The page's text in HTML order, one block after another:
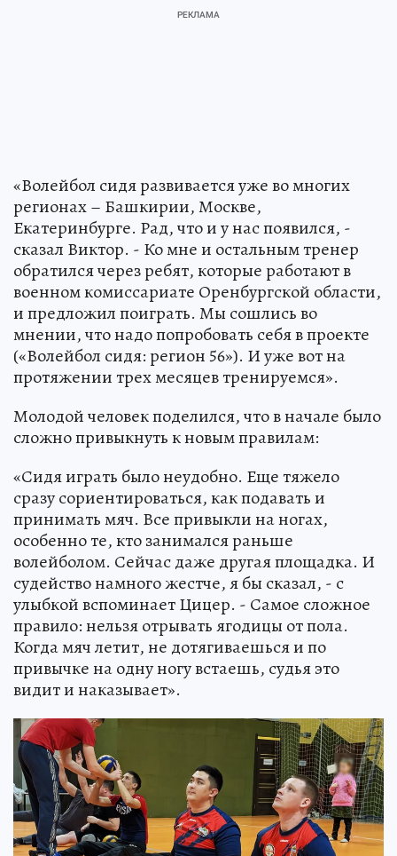
«Волейбол сидя развивается уже во многих
регионах – Башкирии, Москве,
Екатеринбурге. Рад, что и у нас появился, -
сказал Виктор. - Ко мне и остальным тренер
обратился через ребят, которые работают в
военном комиссариате Оренбургской области,
и предложил поиграть. Мы сошлись во
мнении, что надо попробовать себя в проекте
(«Волейбол сидя: регион 56»). И уже вот на
протяжении трех месяцев тренируемся».
Молодой человек поделился, что в начале было
сложно привыкнуть к новым правилам:
«Сидя играть было неудобно. Еще тяжело
сразу сориентироваться, как подавать и
принимать мяч. Все привыкли на ногах,
особенно те, кто занимался раньше
волейболом. Сейчас даже другая площадка. И
судейство намного жестче, я бы сказал, - с
улыбкой вспоминает Цицер. - Самое сложное
правило: нельзя отрывать ягодицы от пола.
Когда мяч летит, не дотягиваешься и по
привычке на одну ногу встаешь, судья это
видит и наказывает».